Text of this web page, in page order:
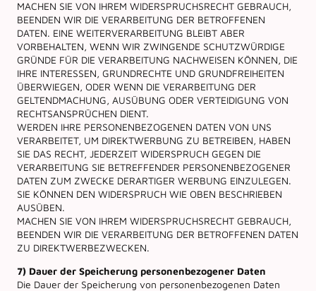
MACHEN SIE VON IHREM WIDERSPRUCHSRECHT GEBRAUCH,
BEENDEN WIR DIE VERARBEITUNG DER BETROFFENEN
DATEN. EINE WEITERVERARBEITUNG BLEIBT ABER
VORBEHALTEN, WENN WIR ZWINGENDE SCHUTZWÜRDIGE
GRÜNDE FÜR DIE VERARBEITUNG NACHWEISEN KÖNNEN, DIE
IHRE INTERESSEN, GRUNDRECHTE UND GRUNDFREIHEITEN
ÜBERWIEGEN, ODER WENN DIE VERARBEITUNG DER
GELTENDMACHUNG, AUSÜBUNG ODER VERTEIDIGUNG VON
RECHTSANSPRÜCHEN DIENT.
WERDEN IHRE PERSONENBEZOGENEN DATEN VON UNS
VERARBEITET, UM DIREKTWERBUNG ZU BETREIBEN, HABEN
SIE DAS RECHT, JEDERZEIT WIDERSPRUCH GEGEN DIE
VERARBEITUNG SIE BETREFFENDER PERSONENBEZOGENER
DATEN ZUM ZWECKE DERARTIGER WERBUNG EINZULEGEN.
SIE KÖNNEN DEN WIDERSPRUCH WIE OBEN BESCHRIEBEN
AUSÜBEN.
MACHEN SIE VON IHREM WIDERSPRUCHSRECHT GEBRAUCH,
BEENDEN WIR DIE VERARBEITUNG DER BETROFFENEN DATEN
ZU DIREKTWERBEZWECKEN.
7) Dauer der Speicherung personenbezogener Daten
Die Dauer der Speicherung von personenbezogenen Daten